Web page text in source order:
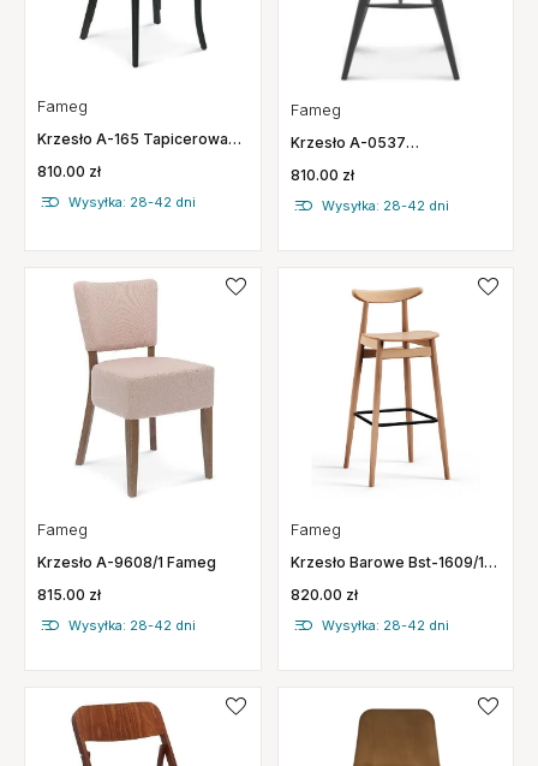
Fameg
Krzesło A-165 Tapicerowane
810.00 zł
Wysyłka: 28-42 dni
Fameg
Krzesło A-0537
810.00 zł
Wysyłka: 28-42 dni
Fameg
Krzesło A-9608/1 Fameg
815.00 zł
Wysyłka: 28-42 dni
Fameg
Krzesło Barowe Bst-1609/1
820.00 zł
Wysyłka: 28-42 dni